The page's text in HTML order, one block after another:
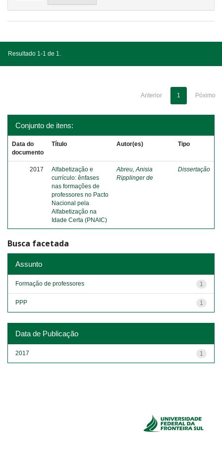
Resultado 1-1 de 1.
Anterior 1 Póximo
Conjunto de itens:
Data do
documento
Título Autor(es) Tipo
2017
Alfabetização e
currículo: ênfases
nas formações de
professores no Pacto
Nacional pela
Alfabetização na
Idade Certa (PNAIC)
Abreu, Anisia
Ripplinger de
Dissertação
Busca facetada
Assunto
1
Formação de professores
1
PPP
Data de Publicação
1
2017